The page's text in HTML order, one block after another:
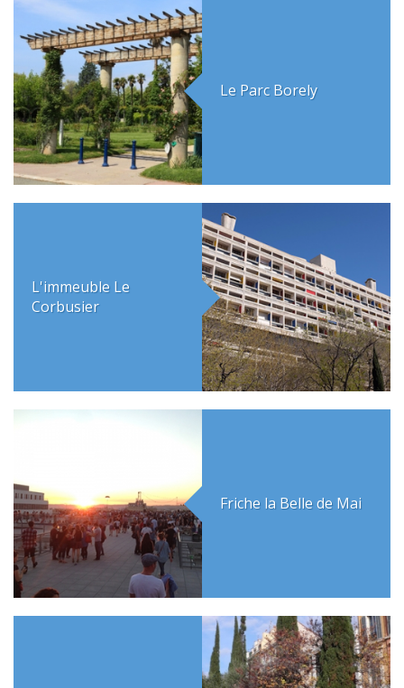
Le Parc Borely
L'immeuble Le
Corbusier
Friche la Belle de Mai